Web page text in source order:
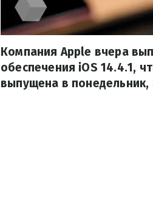
Компания Apple вчера
обеспечения iOS 14.4.1,
выпущена в понедельник,